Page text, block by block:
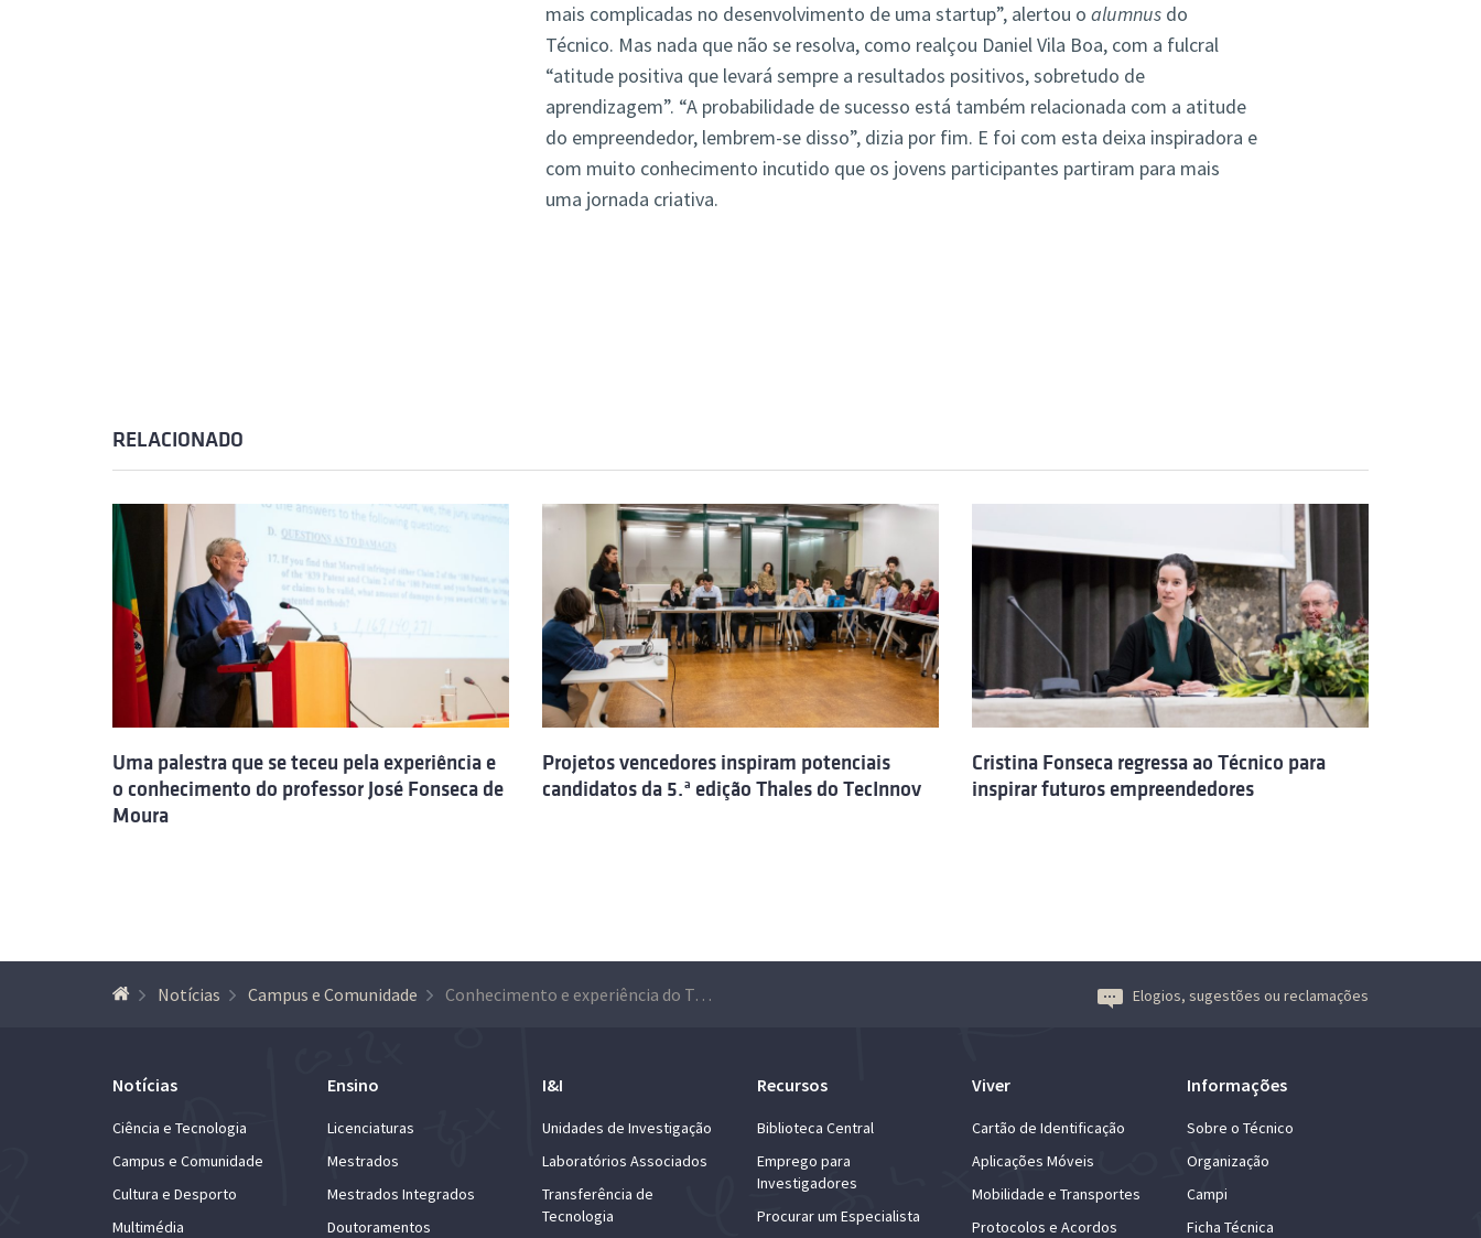
mais complicadas no desenvolvimento de uma startup”, alertou o alumnusdo
Técnico. Mas nada que não se resolva, como realçou Daniel Vila Boa, com a fulcral
“atitude positiva que levará sempre a resultados positivos, sobretudo de
aprendizagem”. “A probabilidade de sucesso está também relacionada com a atitude
do empreendedor, lembrem-se disso”, dizia por fim. E foi com esta deixa inspiradora e
com muito conhecimento incutido que os jovens participantes partiram para mais
uma jornada criativa.
RELACIONADO
Uma palestra que se teceu pela experiência e
o conhecimento do professor José Fonseca de
Moura
Projetos vencedores inspiram potenciais
candidatos da 5.ª edição Thales do TecInnov
Cristina Fonseca regressa ao Técnico para
inspirar futuros empreendedores
Notícias Campus e Comunidade Conhecimento e experiência do Técnico inspiram futuros empreendedores da EIA Elogios, sugestões ou reclamações
Notícias
Ciência e Tecnologia
Campus e Comunidade
Cultura e Desporto
Multimédia
Ensino
Licenciaturas
Mestrados
Mestrados Integrados
Doutoramentos
I&I
Unidades de Investigação
Laboratórios Associados
Transferência de
Tecnologia
Recursos
Biblioteca Central
Emprego para
Investigadores
Procurar um Especialista
Viver
Cartão de Identificação
Aplicações Móveis
Mobilidade e Transportes
Protocolos e Acordos
Informações
Sobre o Técnico
Organização
Campi
Ficha Técnica